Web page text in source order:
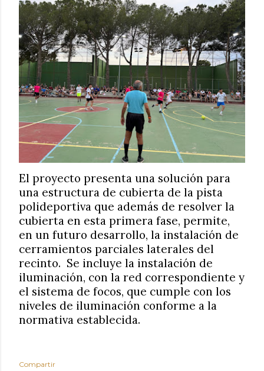
El proyecto presenta una solución para
una estructura de cubierta de la pista
polideportiva que además de resolver la
cubierta en esta primera fase, permite,
en un futuro desarrollo, la instalación de
cerramientos parciales laterales del
recinto. Se incluye la instalación de
iluminación, con la red correspondiente y
el sistema de focos, que cumple con los
niveles de iluminación conforme a la
normativa establecida.
Compartir